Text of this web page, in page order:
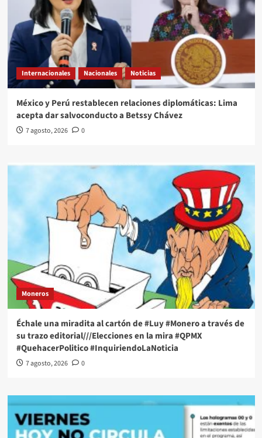
Internacionales Nacionales Noticias
México y Perú restablecen relaciones diplomáticas: Lima
acepta dar salvoconducto a Betssy Chávez
7 agosto, 2026 0
Moneros
Échale una miradita al cartón de #Luy #Monero a través de
su trazo editorial///Elecciones en la mira #QPMX
#QuehacerPolitico #InquiriendoLaNoticia
7 agosto, 2026 0